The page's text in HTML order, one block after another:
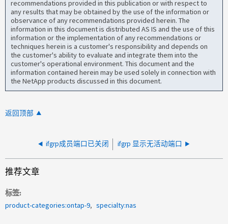
recommendations provided in this publication or with respect to
any results that may be obtained by the use of the information or
observance of any recommendations provided herein. The
information in this document is distributed AS IS and the use of this
information or the implementation of any recommendations or
techniques herein is a customer's responsibility and depends on
the customer's ability to evaluate and integrate them into the
customer's operational environment. This document and the
information contained herein may be used solely in connection with
the NetApp products discussed in this document.
返回顶部
ifgrp成员端口已关闭 ifgrp 显示无活动端口
推荐文章
标签
product-categories:ontap-9
specialty:nas